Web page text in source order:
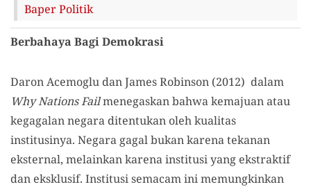
Baper Politik
Berbahaya Bagi Demokrasi
Daron Acemoglu dan James Robinson (2012) dalam
Why Nations Failmenegaskan bahwa kemajuan atau
kegagalan negara ditentukan oleh kualitas
institusinya. Negara gagal bukan karena tekanan
eksternal, melainkan karena institusi yang ekstraktif
dan eksklusif. Institusi semacam ini memungkinkan